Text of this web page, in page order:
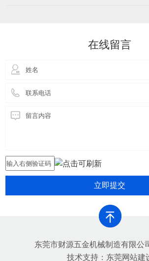
害，提高铝合金生产的环保
在线留言
立即提交
东莞市财源五金机械制造有限公
技术支持： 东莞网站建